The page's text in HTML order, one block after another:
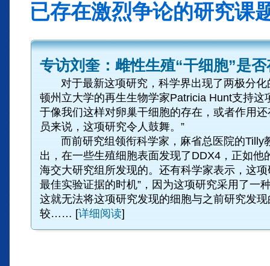
已存在激烈争论的研究
专访刘奎：雌性生殖“干细胞”是
对于最新这项研究，科学界出现了两极分化
顿州立大学的再生生物学家Patricia Hunt支持这
于像我们这样对卵巢干细胞的存在，或者作用
员来说，这项研究令人鼓舞。”
而前研究组领衔科学家，麻省总医院的Tilly
出，在一些生殖细胞表面发现了DDX4，正如他
海交大研究组所发现的。还有科学家表示，这项
最佳实验证据的时机”，因为这项研究采用了一
这就无法将这项研究发现的细胞与之前研究发
较…… [详细阅读]